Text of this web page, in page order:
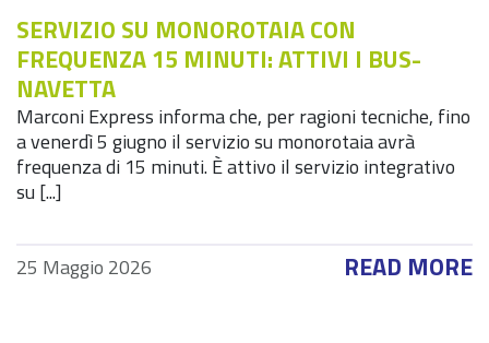
SERVIZIO SU MONOROTAIA CON
FREQUENZA 15 MINUTI: ATTIVI I BUS-
NAVETTA
Marconi Express informa che, per ragioni tecniche, fino
a venerdì 5 giugno il servizio su monorotaia avrà
frequenza di 15 minuti. È attivo il servizio integrativo
su [...]
25 Maggio 2026 READ MORE